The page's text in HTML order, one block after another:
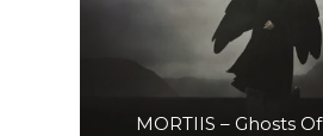
MORTIIS – Ghosts Of